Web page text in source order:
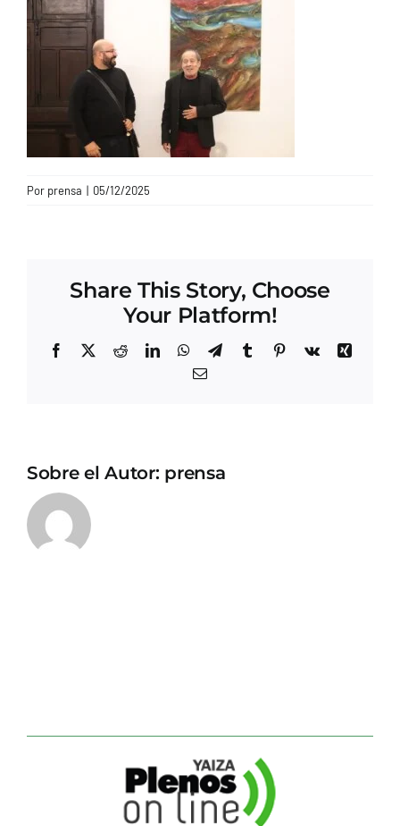
CONTACTO
Por prensa | 05/12/2025
Share This Story, Choose
Your Platform!
Facebook
X RedditLinkedInWhatsApp
TelegramTumblrPinterest
Vk
Xing
Correo
Sobre el Autor: prensa